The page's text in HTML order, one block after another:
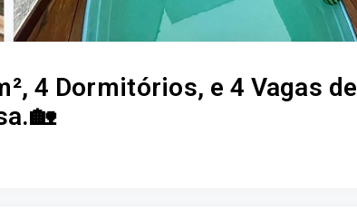
4 Dormitórios, e 4 Vagas de